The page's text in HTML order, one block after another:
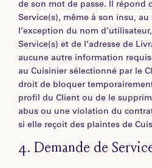
de son mot de passe. Il répond
Service(s), même à son insu,
l’exception du nom
Service(s) et de l’adresse de
aucune autre information
au Cuisinier sélectionné par le
droit de bloquer
profil du Client ou de le
abus ou une violation du
si elle reçoit des plaintes de
4. Demande de